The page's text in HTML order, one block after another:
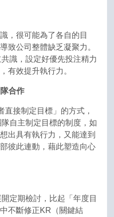
很可能為了各自的目
致公司整體缺乏凝聚力。
識，設定好優先投注精力
有效提升執行力。
合作
接制定目標」的方式，
自主制定目標的制度，如
出具有執行力，又能達到
彼此連動，藉此塑造向心
期檢討，比起「年度目
不斷修正KR（關鍵結